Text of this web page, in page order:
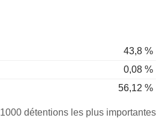
43,8 %
0,08 %
56,12 %
détentions les plus importantes